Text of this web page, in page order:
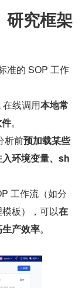
研究框架
准的 SOP 工作
线调用本地常
。
析前预加载某些
环境变量、sh
工作流（如分
板），可以在
产效率。